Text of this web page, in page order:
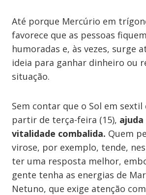
Até porque Mercúrio em
favorece que as pessoas
humoradas e, às vezes, surge
ideia para ganhar dinheiro ou
situação.
Sem contar que o Sol em sextil
partir de terça-feira (15),
vitalidade combalida. Quem
virose, por exemplo, tende,
ter uma resposta melhor,
gente tenha as energias de
Netuno, que exige atenção